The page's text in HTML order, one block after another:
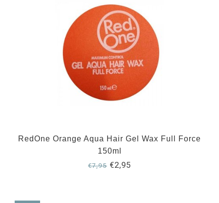
RedOne Orange Aqua Hair Gel Wax Full Force
150ml
€7,95 €2,95